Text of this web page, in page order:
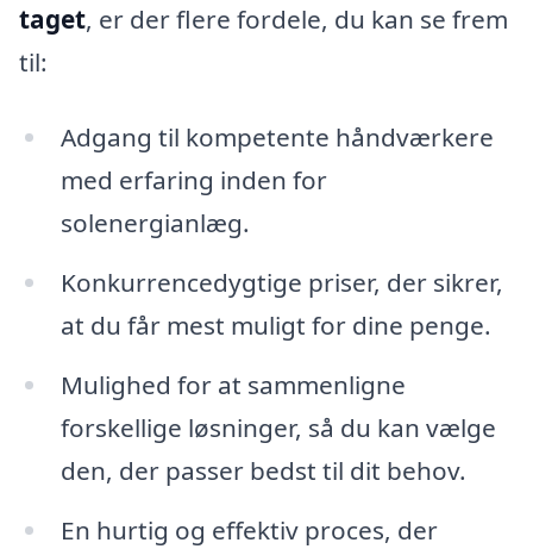
taget, er der flere fordele, du kan se frem
til:
Adgang til kompetente håndværkere
med erfaring inden for
solenergianlæg.
Konkurrencedygtige priser, der sikrer,
at du får mest muligt for dine penge.
Mulighed for at sammenligne
forskellige løsninger, så du kan vælge
den, der passer bedst til dit behov.
En hurtig og effektiv proces, der